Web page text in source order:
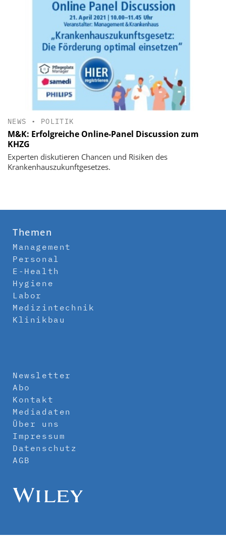
NEWS • POLITIK
M&K: Erfolgreiche Online-Panel Discussion zum
KHZG
Experten diskutieren Chancen und Risiken des
Krankenhauszukunftgesetzes.
Themen
Management
Personal
E-Health
Hygiene
Labor
Medizintechnik
Klinikbau
Newsletter
Abo
Kontakt
Mediadaten
Über uns
Impressum
Datenschutz
AGB